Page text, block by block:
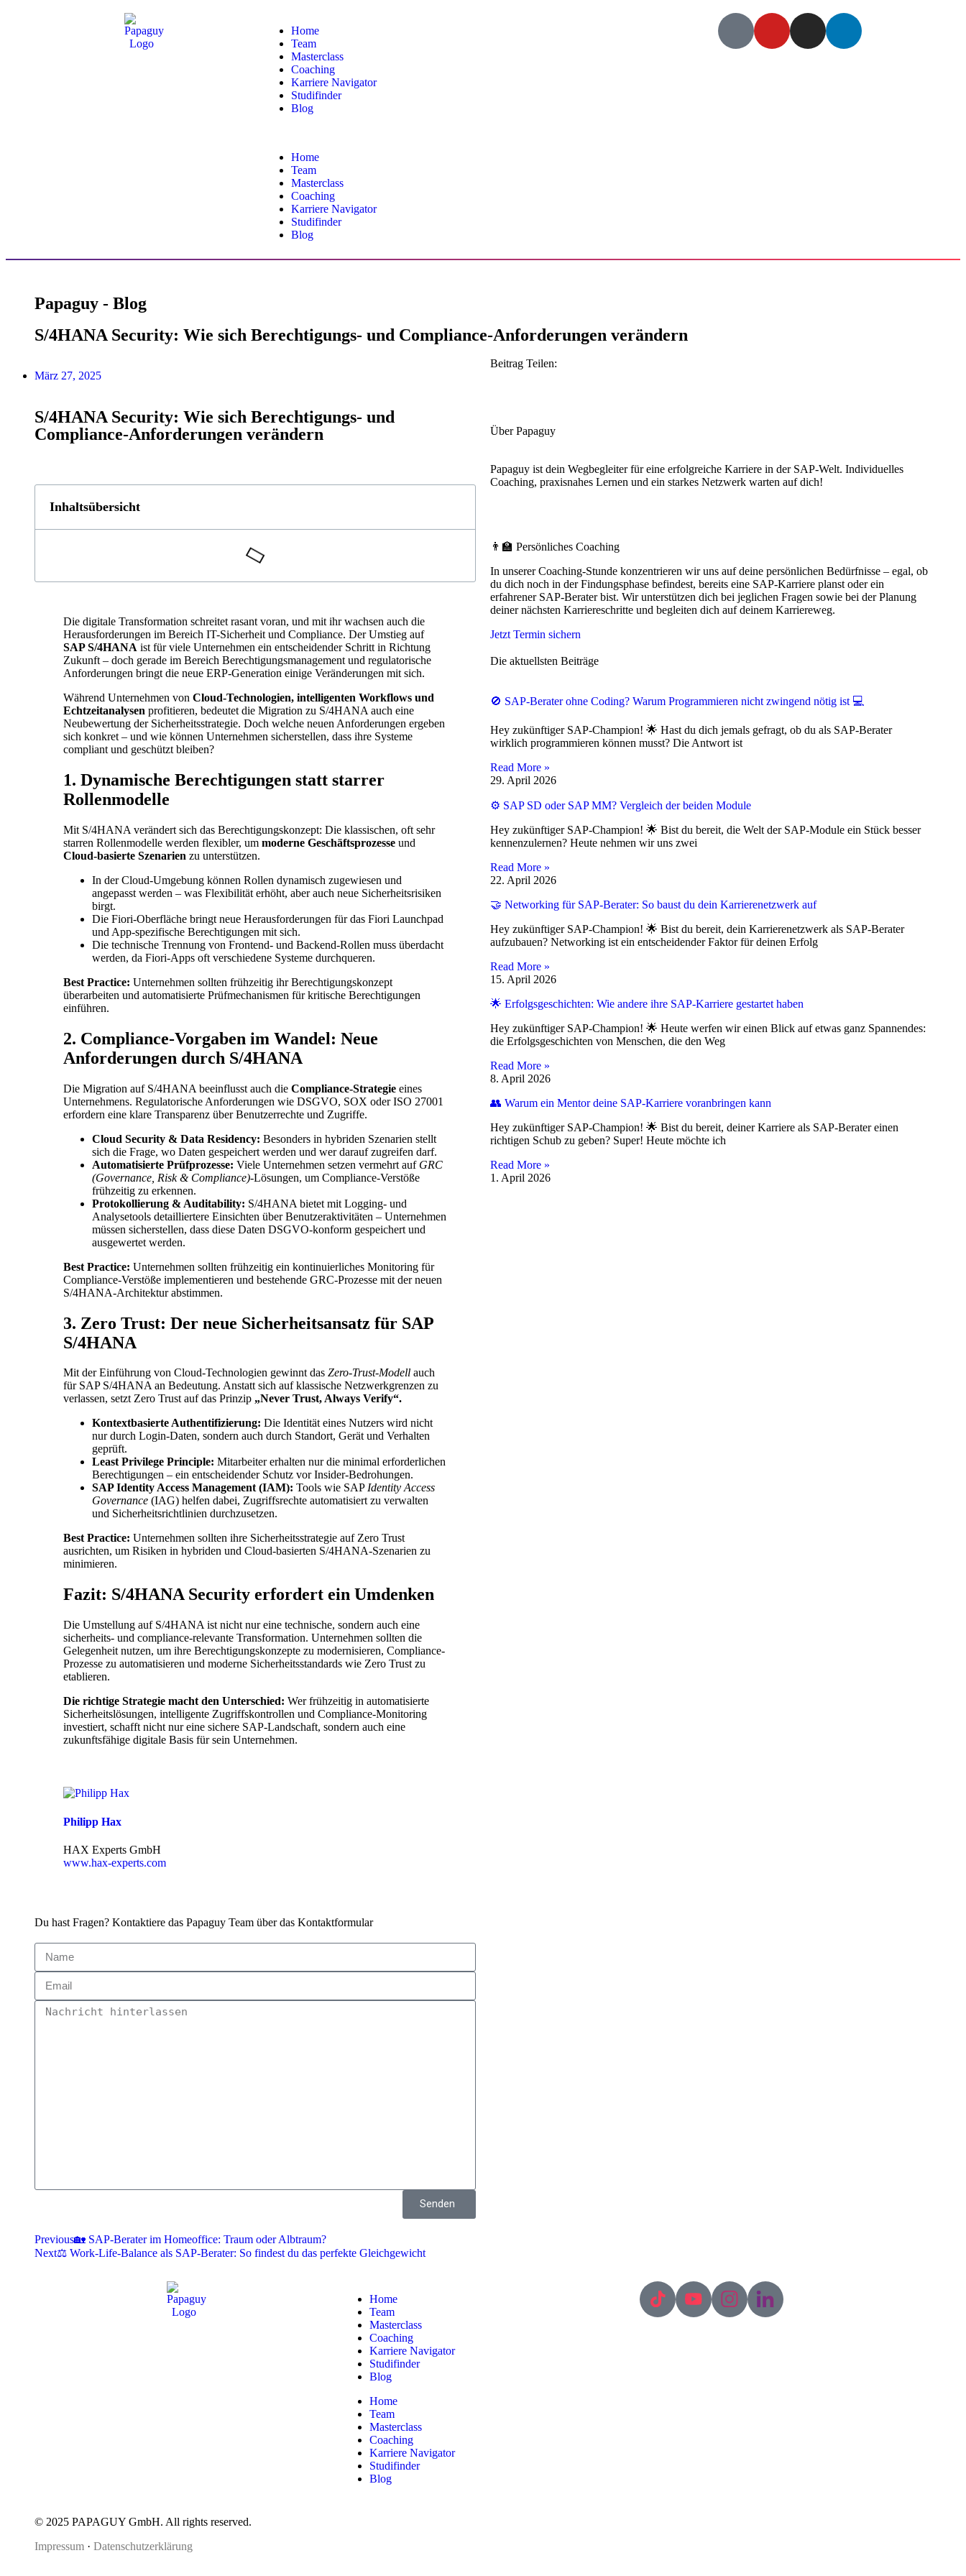
Home
Team
Masterclass
Coaching
Karriere Navigator
Studifinder
Blog
Home
Team
Masterclass
Coaching
Karriere Navigator
Studifinder
Blog
Papaguy - Blog
S/4HANA Security: Wie sich Berechtigungs- und Compliance-Anforderungen verändern
März 27, 2025
S/4HANA Security: Wie sich Berechtigungs- und
Compliance-Anforderungen verändern
Inhaltsübersicht
Die digitale Transformation schreitet rasant voran, und mit ihr wachsen auch die
Herausforderungen im Bereich IT-Sicherheit und Compliance. Der Umstieg auf
SAP S/4HANA ist für viele Unternehmen ein entscheidender Schritt in Richtung
Zukunft – doch gerade im Bereich Berechtigungsmanagement und regulatorische
Anforderungen bringt die neue ERP-Generation einige Veränderungen mit sich.
Während Unternehmen von Cloud-Technologien, intelligenten Workflows und
Echtzeitanalysen profitieren, bedeutet die Migration zu S/4HANA auch eine
Neubewertung der Sicherheitsstrategie. Doch welche neuen Anforderungen ergeben
sich konkret – und wie können Unternehmen sicherstellen, dass ihre Systeme
compliant und geschützt bleiben?
1. Dynamische Berechtigungen statt starrer
Rollenmodelle
Mit S/4HANA verändert sich das Berechtigungskonzept: Die klassischen, oft sehr
starren Rollenmodelle werden flexibler, um moderne Geschäftsprozesse und
Cloud-basierte Szenarien zu unterstützen.
In der Cloud-Umgebung können Rollen dynamisch zugewiesen und
angepasst werden – was Flexibilität erhöht, aber auch neue Sicherheitsrisiken
birgt.
Die Fiori-Oberfläche bringt neue Herausforderungen für das Fiori Launchpad
und App-spezifische Berechtigungen mit sich.
Die technische Trennung von Frontend- und Backend-Rollen muss überdacht
werden, da Fiori-Apps oft verschiedene Systeme durchqueren.
Best Practice: Unternehmen sollten frühzeitig ihr Berechtigungskonzept
überarbeiten und automatisierte Prüfmechanismen für kritische Berechtigungen
einführen.
2. Compliance-Vorgaben im Wandel: Neue
Anforderungen durch S/4HANA
Die Migration auf S/4HANA beeinflusst auch die Compliance-Strategie eines
Unternehmens. Regulatorische Anforderungen wie DSGVO, SOX oder ISO 27001
erfordern eine klare Transparenz über Benutzerrechte und Zugriffe.
Cloud Security & Data Residency: Besonders in hybriden Szenarien stellt
sich die Frage, wo Daten gespeichert werden und wer darauf zugreifen darf.
Automatisierte Prüfprozesse: Viele Unternehmen setzen vermehrt auf GRC
(Governance, Risk & Compliance)-Lösungen, um Compliance-Verstöße
frühzeitig zu erkennen.
Protokollierung & Auditability: S/4HANA bietet mit Logging- und
Analysetools detailliertere Einsichten über Benutzeraktivitäten – Unternehmen
müssen sicherstellen, dass diese Daten DSGVO-konform gespeichert und
ausgewertet werden.
Best Practice: Unternehmen sollten frühzeitig ein kontinuierliches Monitoring für
Compliance-Verstöße implementieren und bestehende GRC-Prozesse mit der neuen
S/4HANA-Architektur abstimmen.
3. Zero Trust: Der neue Sicherheitsansatz für SAP
S/4HANA
Mit der Einführung von Cloud-Technologien gewinnt das Zero-Trust-Modell auch
für SAP S/4HANA an Bedeutung. Anstatt sich auf klassische Netzwerkgrenzen zu
verlassen, setzt Zero Trust auf das Prinzip „Never Trust, Always Verify“.
Kontextbasierte Authentifizierung: Die Identität eines Nutzers wird nicht
nur durch Login-Daten, sondern auch durch Standort, Gerät und Verhalten
geprüft.
Least Privilege Principle: Mitarbeiter erhalten nur die minimal erforderlichen
Berechtigungen – ein entscheidender Schutz vor Insider-Bedrohungen.
SAP Identity Access Management (IAM): Tools wie SAPIdentity Access
Governance (IAG) helfen dabei, Zugriffsrechte automatisiert zu verwalten
und Sicherheitsrichtlinien durchzusetzen.
Best Practice: Unternehmen sollten ihre Sicherheitsstrategie auf Zero Trust
ausrichten, um Risiken in hybriden und Cloud-basierten S/4HANA-Szenarien zu
minimieren.
Fazit: S/4HANA Security erfordert ein Umdenken
Die Umstellung auf S/4HANA ist nicht nur eine technische, sondern auch eine
sicherheits- und compliance-relevante Transformation. Unternehmen sollten die
Gelegenheit nutzen, um ihre Berechtigungskonzepte zu modernisieren, Compliance-
Prozesse zu automatisieren und moderne Sicherheitsstandards wie Zero Trust zu
etablieren.
Die richtige Strategie macht den Unterschied: Wer frühzeitig in automatisierte
Sicherheitslösungen, intelligente Zugriffskontrollen und Compliance-Monitoring
investiert, schafft nicht nur eine sichere SAP-Landschaft, sondern auch eine
zukunftsfähige digitale Basis für sein Unternehmen.
Philipp Hax
HAX Experts GmbH
www.hax-experts.com
Du hast Fragen? Kontaktiere das Papaguy Team über das Kontaktformular
Senden
Beitrag Teilen:
Über Papaguy
Papaguy ist dein Wegbegleiter für eine erfolgreiche Karriere in der SAP-Welt. Individuelles
Coaching, praxisnahes Lernen und ein starkes Netzwerk warten auf dich!
👨‍🏫 Persönliches Coaching
In unserer Coaching-Stunde konzentrieren wir uns auf deine persönlichen Bedürfnisse – egal, ob
du dich noch in der Findungsphase befindest, bereits eine SAP-Karriere planst oder ein
erfahrener SAP-Berater bist. Wir unterstützen dich bei jeglichen Fragen sowie bei der Planung
deiner nächsten Karriereschritte und begleiten dich auf deinem Karriereweg.
Jetzt Termin sichern
Die aktuellsten Beiträge
🚫 SAP-Berater ohne Coding? Warum Programmieren nicht zwingend nötig ist 💻
Hey zukünftiger SAP-Champion! 🌟 Hast du dich jemals gefragt, ob du als SAP-Berater
wirklich programmieren können musst? Die Antwort ist
Read More »
29. April 2026
⚙️ SAP SD oder SAP MM? Vergleich der beiden Module
Hey zukünftiger SAP-Champion! 🌟 Bist du bereit, die Welt der SAP-Module ein Stück besser
kennenzulernen? Heute nehmen wir uns zwei
Read More »
22. April 2026
🤝 Networking für SAP-Berater: So baust du dein Karrierenetzwerk auf
Hey zukünftiger SAP-Champion! 🌟 Bist du bereit, dein Karrierenetzwerk als SAP-Berater
aufzubauen? Networking ist ein entscheidender Faktor für deinen Erfolg
Read More »
15. April 2026
🌟 Erfolgsgeschichten: Wie andere ihre SAP-Karriere gestartet haben
Hey zukünftiger SAP-Champion! 🌟 Heute werfen wir einen Blick auf etwas ganz Spannendes:
die Erfolgsgeschichten von Menschen, die den Weg
Read More »
8. April 2026
👥 Warum ein Mentor deine SAP-Karriere voranbringen kann
Hey zukünftiger SAP-Champion! 🌟 Bist du bereit, deiner Karriere als SAP-Berater einen
richtigen Schub zu geben? Super! Heute möchte ich
Read More »
1. April 2026
Previous🏡 SAP-Berater im Homeoffice: Traum oder Albtraum?
Next⚖️ Work-Life-Balance als SAP-Berater: So findest du das perfekte Gleichgewicht
Home
Team
Masterclass
Coaching
Karriere Navigator
Studifinder
Blog
Home
Team
Masterclass
Coaching
Karriere Navigator
Studifinder
Blog
© 2025 PAPAGUY GmbH. All rights reserved.
Impressum · Datenschutzerklärung